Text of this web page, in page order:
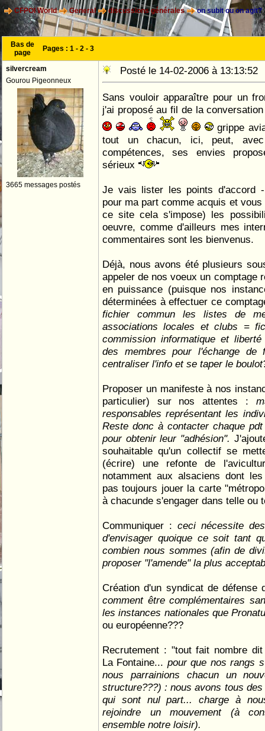
CFPOI World General discussions générales on subit ou on agit?
Bas de
page
Pages : 1 - 2 - 3
silvercream
Gourou Pigeonneux
3665 messages postés
Posté le 14-02-2006 à
Sans vouloir apparaître pour un
j'ai proposé au fil de la
grippe
tout un chacun, ici, peut,
compétences, ses envies
sérieux
Je vais lister les points d'accord
pour ma part comme acquis et
ce site cela s'impose) les
oeuvre, comme d'ailleurs mes
commentaires sont les bienvenus.
Déjà, nous avons été plusieurs
appeler de nos voeux un comptage
en puissance (puisque nos
déterminées à effectuer ce
fichier commun les listes de
associations locales et clubs =
commission informatique et
des membres pour l'échange de
centraliser l'info et se taper le
Proposer un manifeste à nos
particulier) sur nos attentes :
responsables représentant les
Reste donc à contacter chaque
pour obtenir leur "adhésion".
souhaitable qu'un collectif se
(écrire) une refonte de
notamment aux alsaciens dont
pas toujours jouer la carte
à chacunde s'engager dans telle ou
Communiquer :ceci nécessite
d'envisager quoique ce soit tant
combien nous sommes (afin de
proposer "l'amende" la plus
Création d'un syndicat de défense
comment être complémentaires
les instances nationales que
ou européenne???
Recrutement : "tout fait nombre
La Fontaine... pour que nos rangs
nous parrainions chacun un
structure???) : nous avons tous
qui sont nul part... charge à
rejoindre un mouvement (à
ensemble notre loisir).